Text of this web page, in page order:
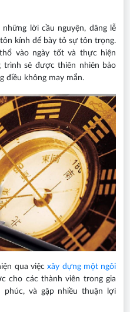
lời cầu nguyện, dâng lễ
kính để bày tỏ sự tôn trọng.
vào ngày tốt và thực hiện
trình sẽ được thiên nhiên bảo
điều không may mắn.
qua việcxây dựng một ngôi
cho các thành viên trong gia
và gặp nhiều thuận lợi